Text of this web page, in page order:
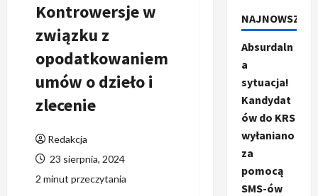
Kontrowersje w
związku z
opodatkowaniem
umów o dzieło i
zlecenie
Redakcja
23 sierpnia, 2024
2 minut przeczytania
NAJNOWSZE
Absurdaln
a
sytuacja!
Kandydat
ów do KRS
wyłaniano
za
pomocą
SMS-ów